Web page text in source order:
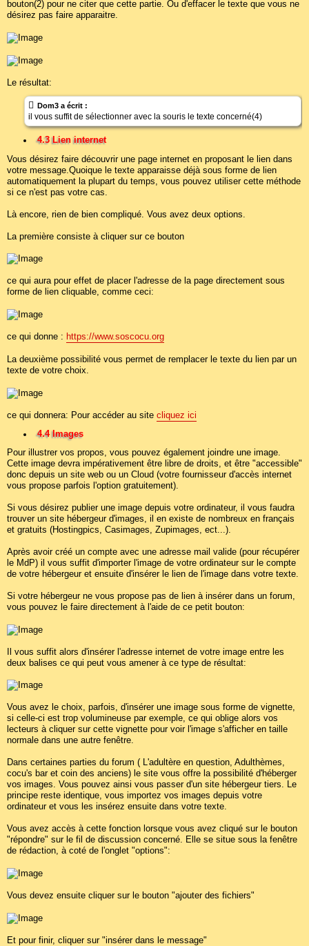
bouton(2) pour ne citer que cette partie. Ou d'effacer le texte que vous ne
désirez pas faire apparaitre.
Le résultat:
Dom3 a écrit :
il vous suffit de sélectionner avec la souris le texte concerné(4)
4.3 Lien internet
Vous désirez faire découvrir une page internet en proposant le lien dans
votre message.Quoique le texte apparaisse déjà sous forme de lien
automatiquement la plupart du temps, vous pouvez utiliser cette méthode
si ce n'est pas votre cas.
Là encore, rien de bien compliqué. Vous avez deux options.
La première consiste à cliquer sur ce bouton
ce qui aura pour effet de placer l'adresse de la page directement sous
forme de lien cliquable, comme ceci:
ce qui donne : https://www.soscocu.org
La deuxième possibilité vous permet de remplacer le texte du lien par un
texte de votre choix.
ce qui donnera: Pour accéder au site cliquez ici
4.4 Images
Pour illustrer vos propos, vous pouvez également joindre une image.
Cette image devra impérativement être libre de droits, et être "accessible"
donc depuis un site web ou un Cloud (votre fournisseur d'accès internet
vous propose parfois l'option gratuitement).
Si vous désirez publier une image depuis votre ordinateur, il vous faudra
trouver un site hébergeur d'images, il en existe de nombreux en français
et gratuits (Hostingpics, Casimages, Zupimages, ect...).
Après avoir créé un compte avec une adresse mail valide (pour récupérer
le MdP) il vous suffit d'importer l'image de votre ordinateur sur le compte
de votre hébergeur et ensuite d'insérer le lien de l'image dans votre texte.
Si votre hébergeur ne vous propose pas de lien à insérer dans un forum,
vous pouvez le faire directement à l'aide de ce petit bouton:
Il vous suffit alors d'insérer l'adresse internet de votre image entre les
deux balises ce qui peut vous amener à ce type de résultat:
Vous avez le choix, parfois, d'insérer une image sous forme de vignette,
si celle-ci est trop volumineuse par exemple, ce qui oblige alors vos
lecteurs à cliquer sur cette vignette pour voir l'image s'afficher en taille
normale dans une autre fenêtre.
Dans certaines parties du forum ( L'adultère en question, Adulthèmes,
cocu's bar et coin des anciens) le site vous offre la possibilité d'héberger
vos images. Vous pouvez ainsi vous passer d'un site hébergeur tiers. Le
principe reste identique, vous importez vos images depuis votre
ordinateur et vous les insérez ensuite dans votre texte.
Vous avez accès à cette fonction lorsque vous avez cliqué sur le bouton
"répondre" sur le fil de discussion concerné. Elle se situe sous la fenêtre
de rédaction, à coté de l'onglet "options":
Vous devez ensuite cliquer sur le bouton "ajouter des fichiers"
Et pour finir, cliquer sur "insérer dans le message"